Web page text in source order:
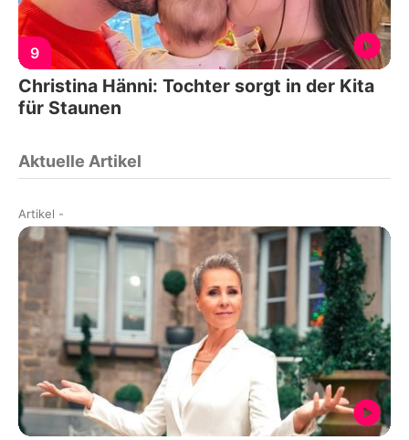
9
Christina Hänni: Tochter sorgt in der Kita
für Staunen
Aktuelle Artikel
Artikel -